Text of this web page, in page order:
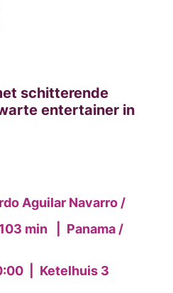
schitterende
entertainer in
Aguilar Navarro /
103 min
Panama /
Ketelhuis 3